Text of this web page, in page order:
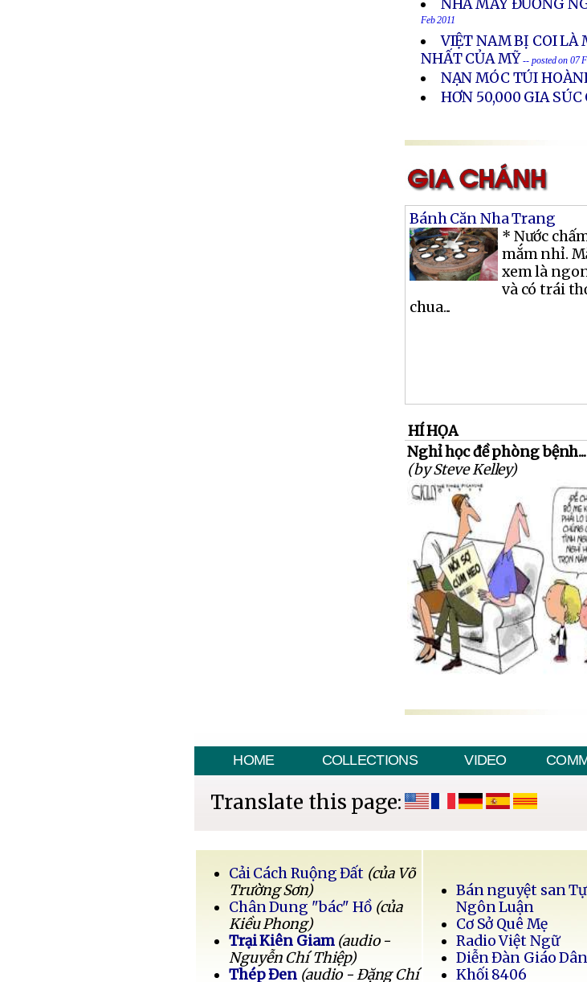
NHÀ MÁY ĐƯỜNG
Feb 2011
VIỆT NAM BỊ COI LÀ
NHẤT CỦA MỸ-- posted on 07
NẠN MÓC TÚI
HƠN 50,000 GIA
Bánh Căn Nha Trang
* Nước
mắm nhỉ.
xem là
và có trái
chua...
HÍ HỌA
Nghỉ học đề phòng bệnh...
(by Steve Kelley)
HOME COLLECTIONS VIDEO
Translate this page:
Cải Cách Ruộng Đất (của Võ
Trường Sơn)
Chân Dung "bác" Hồ (của
Kiều Phong)
Trại Kiên Giam (audio -
Nguyễn Chí Thiệp)
Thép Đen (audio - Đặng Chí
Bán nguyệt san
Ngôn Luận
Cơ Sở Quê Mẹ
Radio Việt Ngữ
Diễn Đàn Giáo Dân
Khối 8406